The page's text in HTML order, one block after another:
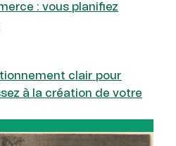
: vous planifiez
clair pour
à la création de votre